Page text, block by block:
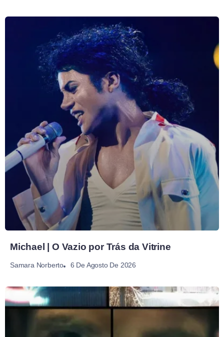
Michael | O Vazio por Trás da Vitrine
Samara Norberto 6 De Agosto De 2026